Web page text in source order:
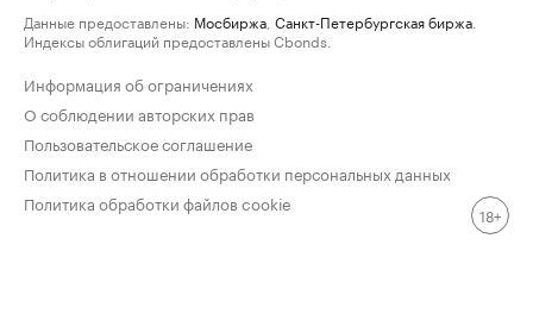
Данные предоставлены: Мосбиржа Санкт-Петербургская биржа
Индексы облигаций предоставлены Cbonds.
Информация об ограничениях
О соблюдении авторских прав
Пользовательское соглашение
Политика в отношении обработки персональных данных
Политика обработки файлов cookie
18+